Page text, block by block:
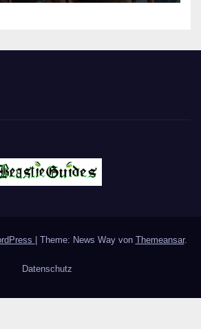
Theme: News Way von Themeansar.
Datenschutz